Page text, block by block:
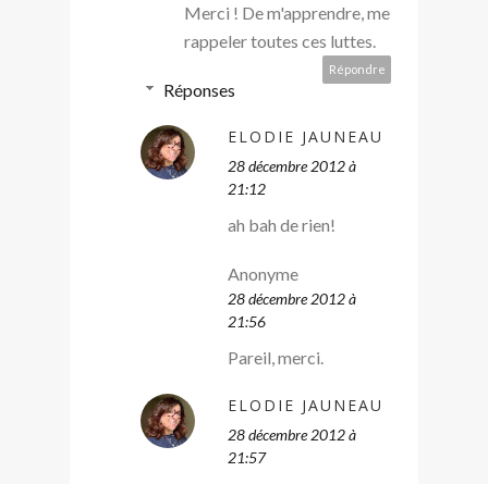
Merci ! De m'apprendre, me
rappeler toutes ces luttes.
Répondre
Réponses
ELODIE JAUNEAU
28 décembre 2012 à
21:12
ah bah de rien!
Anonyme
28 décembre 2012 à
21:56
Pareil, merci.
ELODIE JAUNEAU
28 décembre 2012 à
21:57